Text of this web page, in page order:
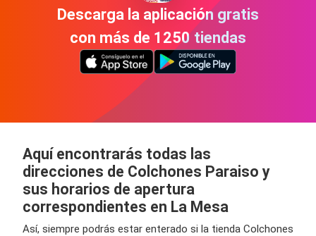
Descarga la aplicación gratis
con más de 1250 tiendas
Aquí encontrarás todas las
direcciones de Colchones Paraiso y
sus horarios de apertura
correspondientes en La Mesa
Así, siempre podrás estar enterado si la tienda Colchones